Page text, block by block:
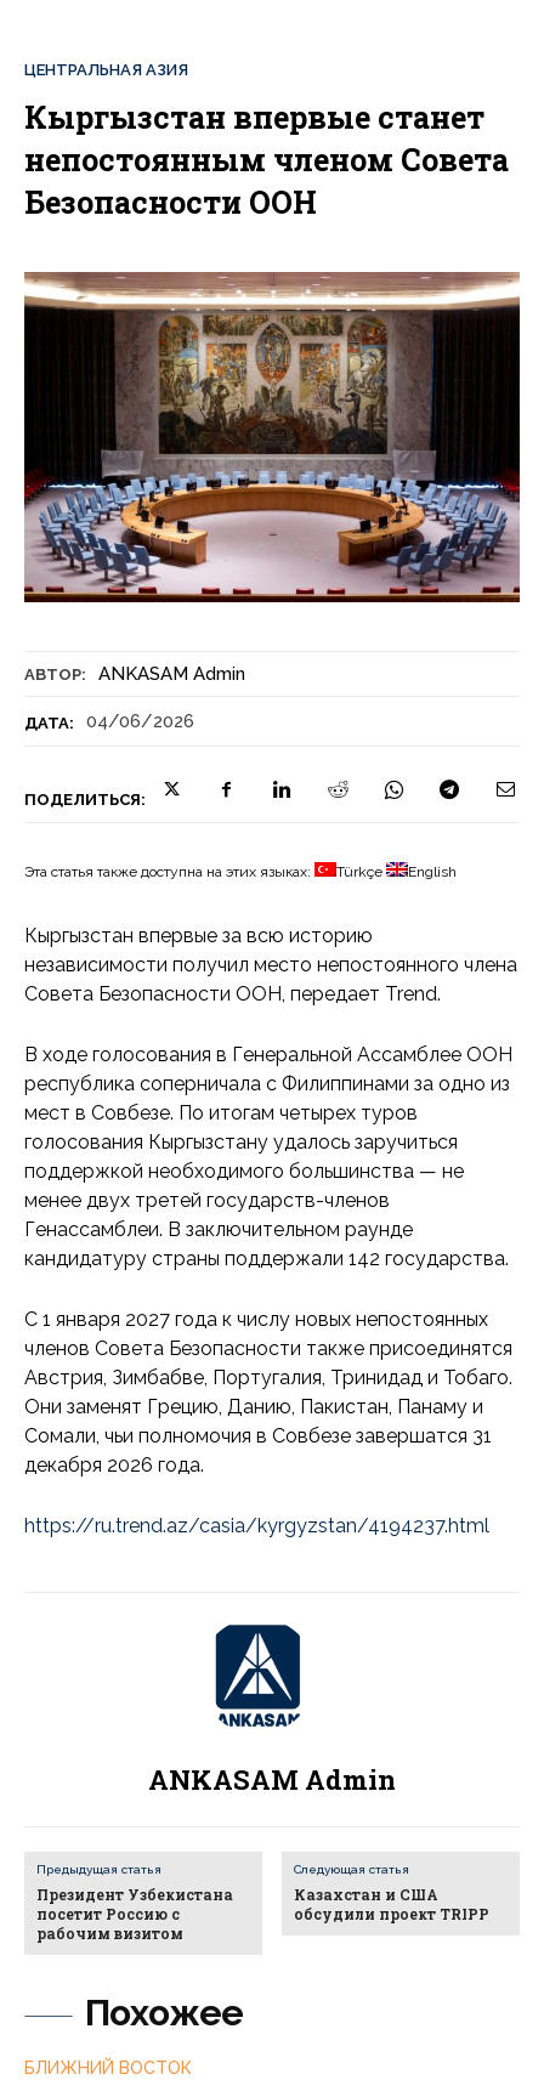
АВТОР: ANKASAM Admin
ДАТА: 04/06/2026
ПОДЕЛИТЬСЯ:
ЦЕНТРАЛЬНАЯ АЗИЯ
Кыргызстан впервые станет
непостоянным членом Совета
Безопасности ООН
Похожее
БЛИЖНИЙ ВОСТОК
Эта статья также доступна на этих языках: Türkçe English
Кыргызстан впервые за всю историю
независимости получил место непостоянного члена
Совета Безопасности ООН, передает Trend.
В ходе голосования в Генеральной Ассамблее ООН
республика соперничала с Филиппинами за одно из
мест в Совбезе. По итогам четырех туров
голосования Кыргызстану удалось заручиться
поддержкой необходимого большинства — не
менее двух третей государств-членов
Генассамблеи. В заключительном раунде
кандидатуру страны поддержали 142 государства.
С 1 января 2027 года к числу новых непостоянных
членов Совета Безопасности также присоединятся
Австрия, Зимбабве, Португалия, Тринидад и Тобаго.
Они заменят Грецию, Данию, Пакистан, Панаму и
Сомали, чьи полномочия в Совбезе завершатся 31
декабря 2026 года.
https://ru.trend.az/casia/kyrgyzstan/4194237.html
ANKASAM Admin
Предыдущая статья
Президент Узбекистана
посетит Россию с
рабочим визитом
Следующая статья
Казахстан и США
обсудили проект TRIPP